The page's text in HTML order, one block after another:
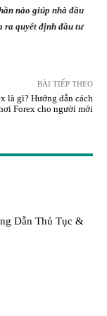
nào giúp nhà đầu
ra quyết định đầu tư
BÀI TIẾP THEO
là gì? Hướng dẫn cách
Forex cho người mới
Dẫn Thủ Tục &